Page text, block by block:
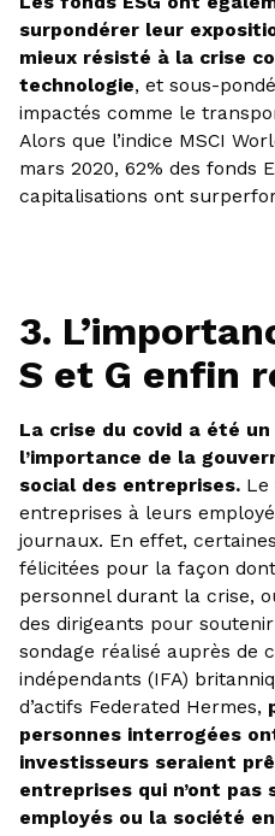
surpondérer leur
mieux résisté à la crise
technologie, et sous-
impactés comme le
Alors que l’indice MSCI
mars 2020, 62% des fonds
capitalisations ont
3.
S et G enfin
La crise du covid a été
l’importance de la
social des entreprises. Le
entreprises à leurs
journaux. En effet,
félicitées pour la façon
personnel durant la crise,
des dirigeants pour
sondage réalisé auprès de
indépendants (IFA)
d’actifs Federated Hermes,
personnes interrogées
investisseurs seraient
entreprises qui n’ont pas
employés ou la société